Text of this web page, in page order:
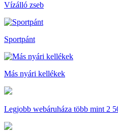
Vízálló zseb
Sportpánt
Más nyári kellékek
Legjobb webáruháza több mint 2